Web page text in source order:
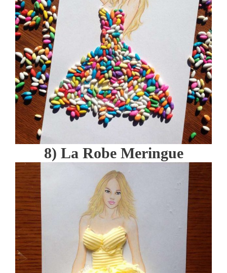
8) La Robe Meringue